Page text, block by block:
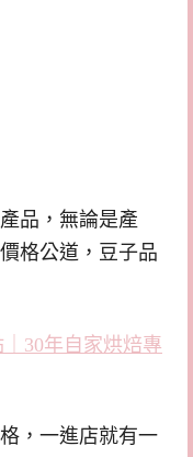
品，無論是產
格公道，豆子品
，一進店就有一